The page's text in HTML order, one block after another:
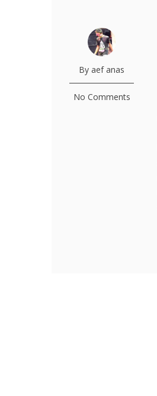
By aef anas
No Comments